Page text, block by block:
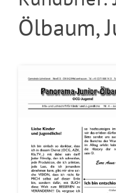
Ölbaum,